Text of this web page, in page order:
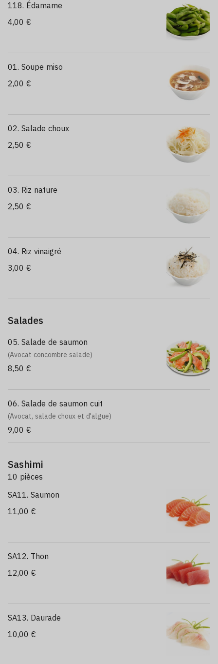
118. Édamame
4,00 €
01. Soupe miso
2,00 €
02. Salade choux
2,50 €
03. Riz nature
2,50 €
04. Riz vinaigré
3,00 €
Salades
05. Salade de saumon
(Avocat concombre salade)
8,50 €
06. Salade de saumon cuit
(Avocat, salade choux et d'algue)
9,00 €
Sashimi
10 pièces
SA11. Saumon
11,00 €
SA12. Thon
12,00 €
SA13. Daurade
10,00 €